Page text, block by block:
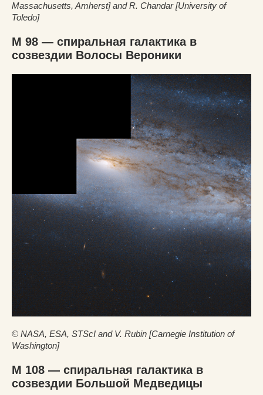
Massachusetts, Amherst] and R. Chandar [University of
Toledo]
M 98 — спиральная галактика в
созвездии Волосы Вероники
© NASA, ESA, STScI and V. Rubin [Carnegie Institution of
Washington]
M 108 — спиральная галактика в
созвездии Большой Медведицы